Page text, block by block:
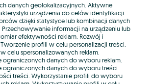
danych geolokalizacyjnych. Aktywne
urządzenia do celów identyfikacji.
dzięki statystyce lub kombinacji danych
Przechowywanie informacji na urządzeniu lub
efektywności reklam. Rozwój i
Tworzenie profili w celu personalizacji treści.
celu spersonalizowanych reklam.
ograniczonych danych do wyboru reklam.
ograniczonych danych do wyboru treści.
treści. Wykorzystanie profili do wyboru